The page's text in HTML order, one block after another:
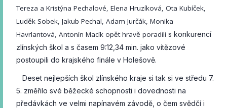
Tereza a Kristýna Pechalové, Elena Hruzíková, Ota Kubíček,
Luděk Sobek, Jakub Pechal, Adam Jurčák, Monika
Havrlantová, Antonín Macík opět hravě poradili s konkurencí
zlínských škol a s časem 9:12,34 min. jako vítězové
postoupili do krajského finále v Holešově.
Deset nejlepších škol zlínského kraje si tak si ve středu 7.
5. změřilo své běžecké schopnosti i dovednosti na
předávkách ve velmi napínavém závodě, o čem svědčí i